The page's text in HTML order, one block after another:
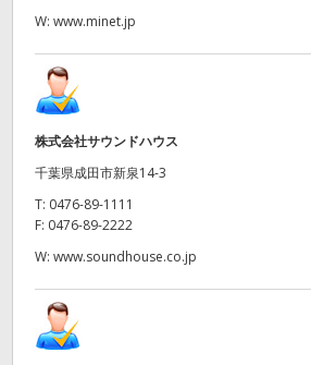
W: www.minet.jp
株式会社サウンドハウス
千葉県成田市新泉14-3
T: 0476-89-1111
F: 0476-89-2222
W: www.soundhouse.co.jp